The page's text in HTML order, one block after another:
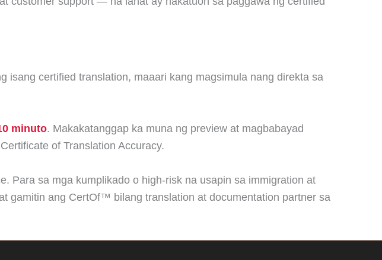
isang certified translation, maaari kang magsimula nang direkta sa
minuto. Makakatanggap ka muna ng preview at magbabayad
of Translation Accuracy.
Para sa mga kumplikado o high-risk na usapin sa immigration at
gamitin ang CertOf™ bilang translation at documentation partner sa